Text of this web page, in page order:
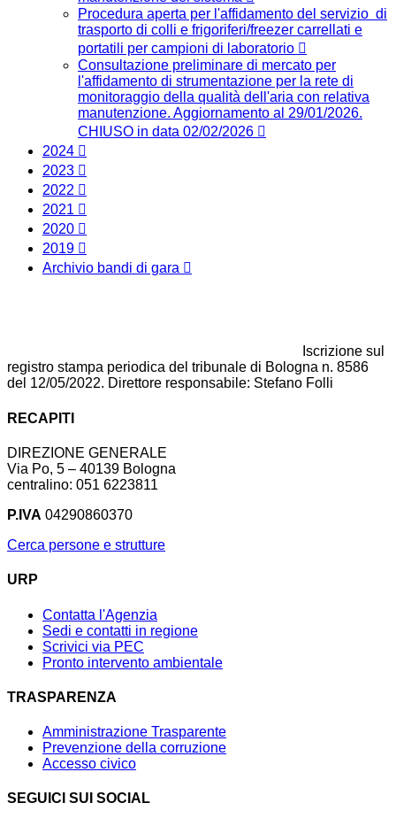
Procedura aperta per l'affidamento del servizio di
trasporto di colli e frigoriferi/freezer carrellati e
portatili per campioni di laboratorio
Consultazione preliminare di mercato per
l'affidamento di strumentazione per la rete di
monitoraggio della qualità dell'aria con relativa
manutenzione. Aggiornamento al 29/01/2026.
CHIUSO in data 02/02/2026
2024
2023
2022
2021
2020
2019
Archivio bandi di gara
Iscrizione sul
registro stampa periodica del tribunale di Bologna n. 8586
del 12/05/2022. Direttore responsabile: Stefano Folli
RECAPITI
DIREZIONE GENERALE
Via Po, 5 – 40139 Bologna
centralino: 051 6223811
P.IVA 04290860370
Cerca persone e strutture
URP
Contatta l'Agenzia
Sedi e contatti in regione
Scrivici via PEC
Pronto intervento ambientale
TRASPARENZA
Amministrazione Trasparente
Prevenzione della corruzione
Accesso civico
SEGUICI SUI SOCIAL